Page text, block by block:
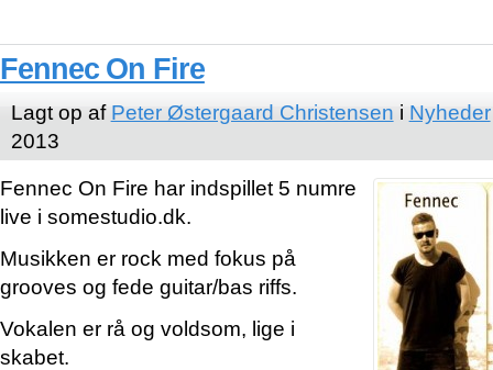
Fennec On Fire
Lagt op af Peter Østergaard Christensen i Nyheder
2013
Fennec On Fire har indspillet 5 numre
live i somestudio.dk.
Musikken er rock med fokus på
grooves og fede guitar/bas riffs.
Vokalen er rå og voldsom, lige i
skabet.